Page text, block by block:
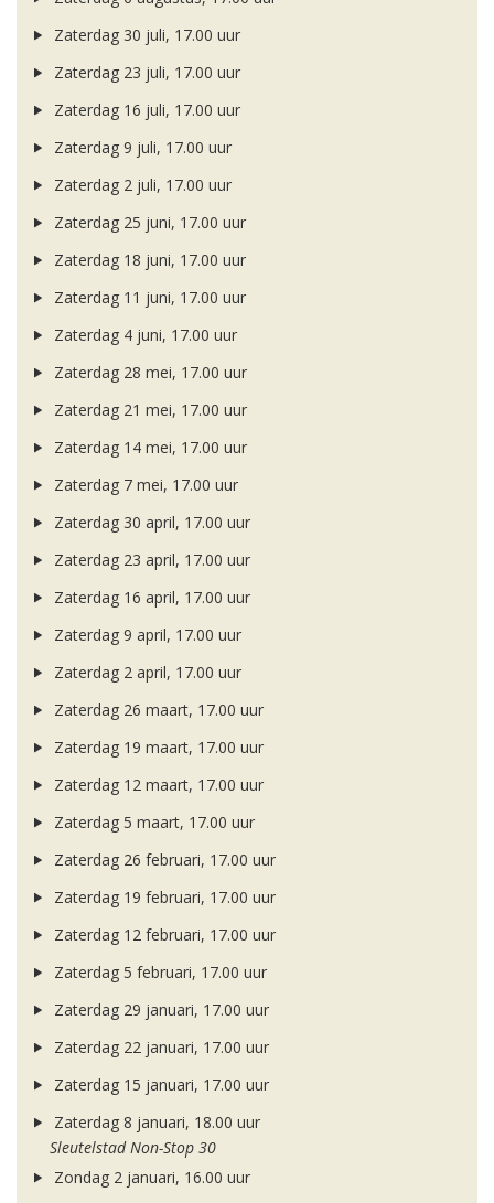
Zaterdag 30 juli, 17.00 uur
Zaterdag 23 juli, 17.00 uur
Zaterdag 16 juli, 17.00 uur
Zaterdag 9 juli, 17.00 uur
Zaterdag 2 juli, 17.00 uur
Zaterdag 25 juni, 17.00 uur
Zaterdag 18 juni, 17.00 uur
Zaterdag 11 juni, 17.00 uur
Zaterdag 4 juni, 17.00 uur
Zaterdag 28 mei, 17.00 uur
Zaterdag 21 mei, 17.00 uur
Zaterdag 14 mei, 17.00 uur
Zaterdag 7 mei, 17.00 uur
Zaterdag 30 april, 17.00 uur
Zaterdag 23 april, 17.00 uur
Zaterdag 16 april, 17.00 uur
Zaterdag 9 april, 17.00 uur
Zaterdag 2 april, 17.00 uur
Zaterdag 26 maart, 17.00 uur
Zaterdag 19 maart, 17.00 uur
Zaterdag 12 maart, 17.00 uur
Zaterdag 5 maart, 17.00 uur
Zaterdag 26 februari, 17.00 uur
Zaterdag 19 februari, 17.00 uur
Zaterdag 12 februari, 17.00 uur
Zaterdag 5 februari, 17.00 uur
Zaterdag 29 januari, 17.00 uur
Zaterdag 22 januari, 17.00 uur
Zaterdag 15 januari, 17.00 uur
Zaterdag 8 januari, 18.00 uur
Sleutelstad Non-Stop 30
Zondag 2 januari, 16.00 uur